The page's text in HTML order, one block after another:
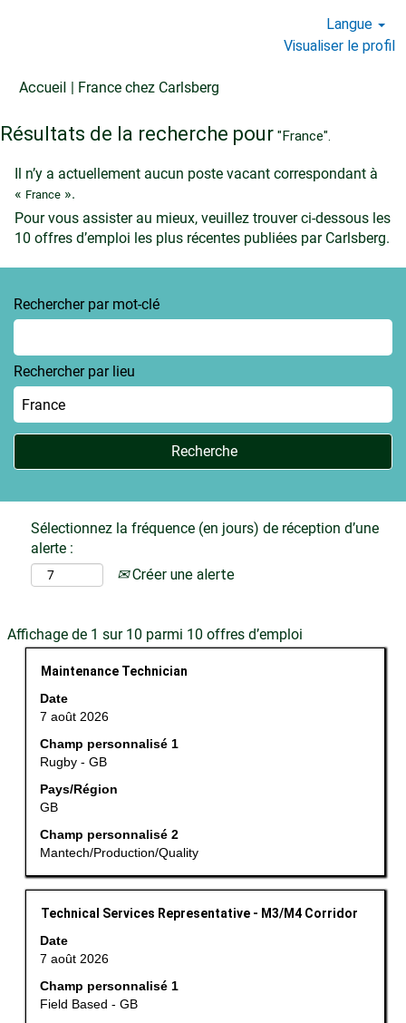
Langue
Visualiser le profil
Accueil | France chez Carlsberg
Résultats de la recherche pour "France".
Il n’y a actuellement aucun poste vacant correspondant à
« France ».
Pour vous assister au mieux, veuillez trouver ci-dessous les
10 offres d’emploi les plus récentes publiées par Carlsberg.
Rechercher par mot-clé
Rechercher par lieu
Sélectionnez la fréquence (en jours) de réception d’une
alerte :
Créer une alerte
Affichage de 1 sur 10 parmi 10 offres d’emploi
de
10
offres
d’emploi
Titre
Maintenance Technician
Date
7 août 2026
Champ personnalisé 1
Rugby - GB
Pays/Région
GB
Champ personnalisé 2
Mantech/Production/Quality
Sélectionnez
avec
la
d’espacement
pour
afficher
tout
le
contenu
informations
d’emploi.
Titre
Technical Services Representative - M3/M4 Corridor
Date
7 août 2026
Champ personnalisé 1
Field Based - GB
Sélectionnez
avec
la
d’espacement
pour